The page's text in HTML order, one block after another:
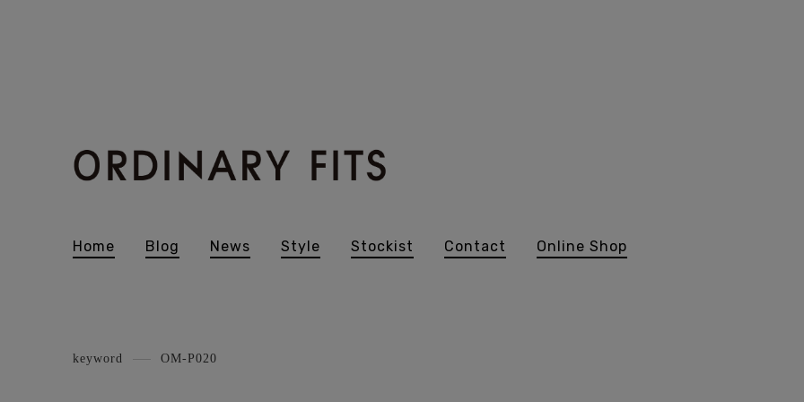
Home Blog News Style Stockist Contact Online Shop
keyword OM-P020